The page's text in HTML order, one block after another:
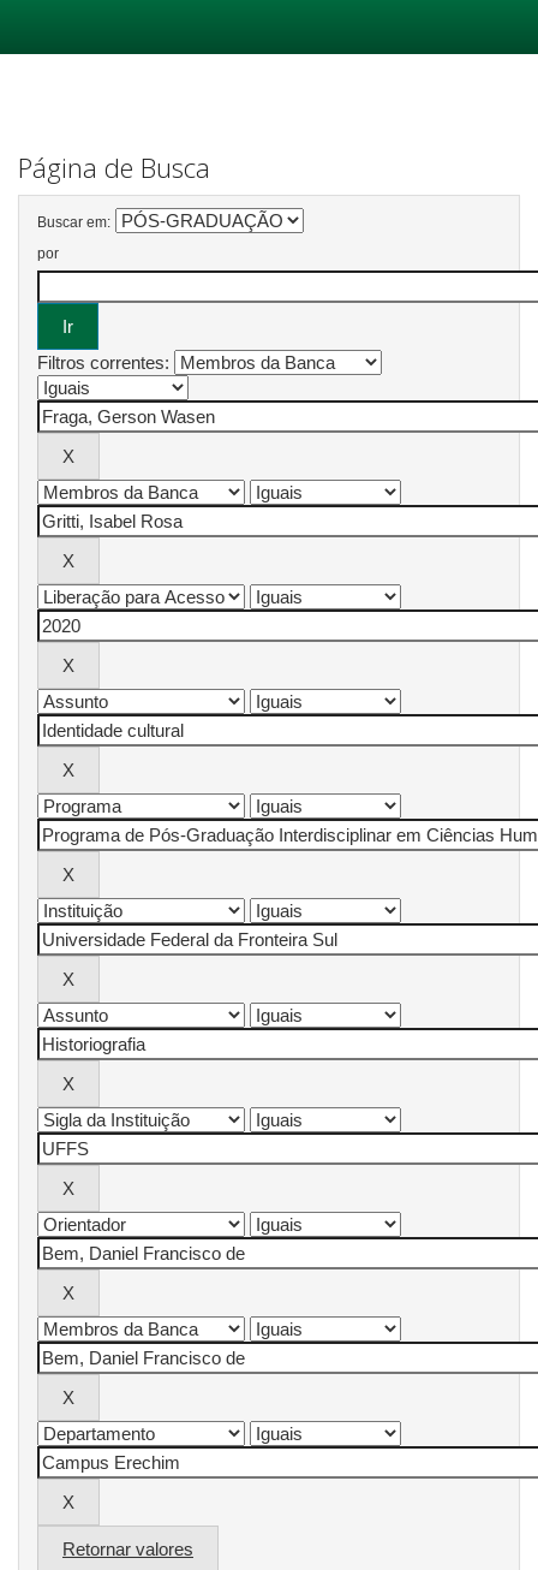
Página de Busca
Buscar em:
por
Filtros correntes:
Retornar valores